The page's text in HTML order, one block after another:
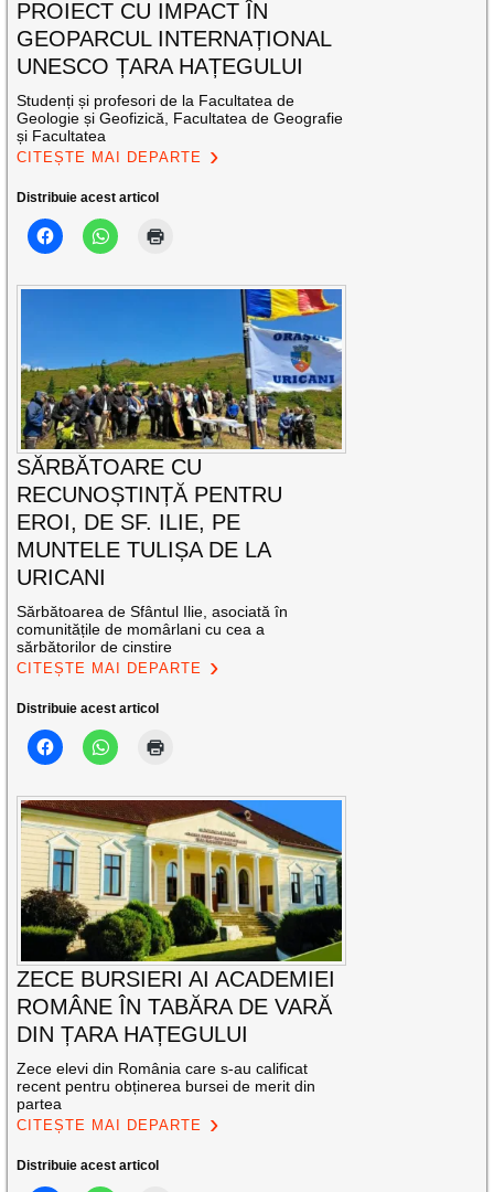
PROIECT CU IMPACT ÎN
GEOPARCUL INTERNAȚIONAL
UNESCO ȚARA HAȚEGULUI
Studenți și profesori de la Facultatea de
Geologie și Geofizică, Facultatea de Geografie
și Facultatea
CITEȘTE MAI DEPARTE
Distribuie acest articol
SĂRBĂTOARE CU
RECUNOȘTINȚĂ PENTRU
EROI, DE SF. ILIE, PE
MUNTELE TULIȘA DE LA
URICANI
Sărbătoarea de Sfântul Ilie, asociată în
comunitățile de momârlani cu cea a
sărbătorilor de cinstire
CITEȘTE MAI DEPARTE
Distribuie acest articol
ZECE BURSIERI AI ACADEMIEI
ROMÂNE ÎN TABĂRA DE VARĂ
DIN ȚARA HAȚEGULUI
Zece elevi din România care s-au calificat
recent pentru obținerea bursei de merit din
partea
CITEȘTE MAI DEPARTE
Distribuie acest articol